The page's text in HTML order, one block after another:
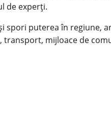
de experți.
spori puterea în regiune,
transport, mijloace de